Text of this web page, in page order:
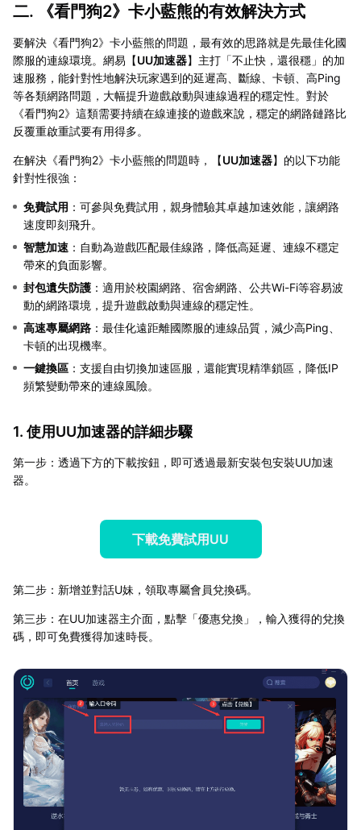
二. 《看門狗2》卡小藍熊的有效解決方式
要解決《看門狗2》卡小藍熊的問題，最有效的思路就是先最佳化國
際服的連線環境。網易【UU加速器】主打「不止快，還很穩」的加
速服務，能針對性地解決玩家遇到的延遲高、斷線、卡頓、高Ping
等各類網路問題，大幅提升遊戲啟動與連線過程的穩定性。對於
《看門狗2》這類需要持續在線連接的遊戲來說，穩定的網路鏈路比
反覆重啟重試要有用得多。
在解決《看門狗2》卡小藍熊的問題時，【UU加速器】的以下功能
針對性很強：
免費試用 ：可參與免費試用，親身體驗其卓越加速效能，讓網路
速度即刻飛升。
智慧加速 ：自動為遊戲匹配最佳線路，降低高延遲、連線不穩定
帶來的負面影響。
封包遺失防護 ：適用於校園網路、宿舍網路、公共Wi-Fi等容易波
動的網路環境，提升遊戲啟動與連線的穩定性。
高速專屬網路 ：最佳化遠距離國際服的連線品質，減少高Ping、
卡頓的出現機率。
一鍵換區 ：支援自由切換加速區服，還能實現精準鎖區，降低IP
頻繁變動帶來的連線風險。
1. 使用UU加速器的詳細步驟
第一步：透過下方的下載按鈕，即可透過最新安裝包安裝UU加速
器。
下載免費試用UU
第二步：新增並對話U妹，領取專屬會員兌換碼。
第三步：在UU加速器主介面，點擊「優惠兌換」，輸入獲得的兌換
碼，即可免費獲得加速時長。